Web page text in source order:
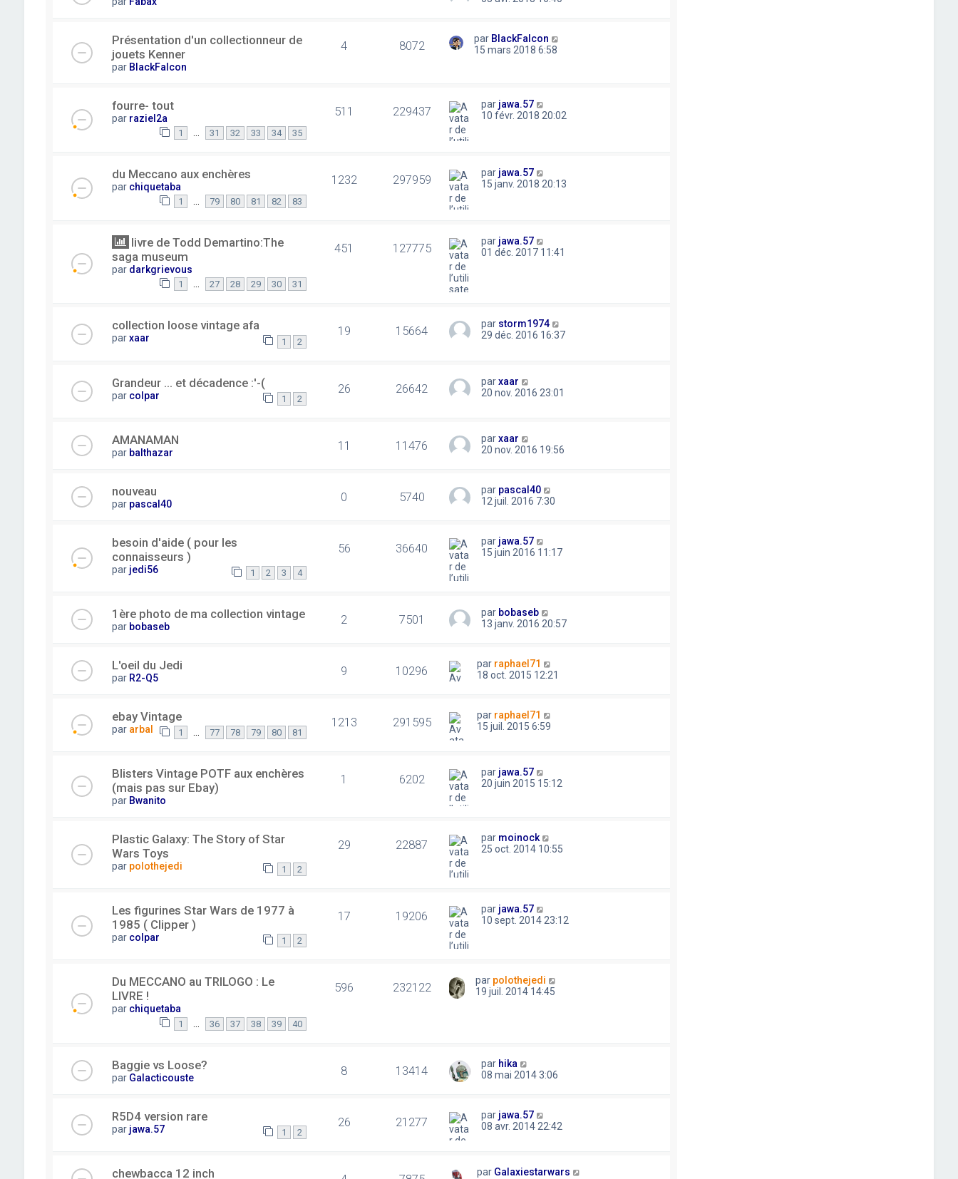
Présentation d'un collectionneur de
jouets Kenner
par BlackFalcon
4 8072 par BlackFalcon
15 mars 2018 6:58
fourre- tout
par raziel2a
1 31 32 33 34 35
511 229437 par jawa.57
10 févr. 2018 20:02
du Meccano aux enchères
par chiquetaba
1 … 79 80 81 82 83
1232 297959 par jawa.57
15 janv. 2018 20:13
livre de Todd Demartino:The
saga museum
par darkgrievous
1 … 27 28 29 30 31
451 127775 par jawa.57
01 déc. 2017 11:41
collection loose vintage afa
parxaar 1 2
19 15664 par storm1974
29 déc. 2016 16:37
Grandeur ... et décadence :'-(
par colpar 1 2
26 26642 parxaar
20 nov. 2016 23:01
AMANAMAN
par balthazar 11 11476 parxaar
20 nov. 2016 19:56
nouveau
par pascal40 0 5740 par pascal40
12 juil. 2016 7:30
besoin d'aide ( pour les
connaisseurs )
par jedi56 1 2 3 4
56 36640 par jawa.57
15 juin 2016 11:17
1ère photo de ma collection vintage
par bobaseb 2 7501 par bobaseb
13 janv. 2016 20:57
L'oeil du Jedi
par R2-Q5 9 10296 par raphael71
18 oct. 2015 12:21
ebay Vintage
par arbal 1 77 78 79 80 81
1213 291595 par raphael71
15 juil. 2015 6:59
Blisters Vintage POTF aux enchères
(mais pas sur Ebay)
par Bwanito
1 6202 par jawa.57
20 juin 2015 15:12
Plastic Galaxy: The Story of Star
Wars Toys
par polothejedi 1 2
29 22887 par moinock
25 oct. 2014 10:55
Les figurines Star Wars de 1977 à
1985 ( Clipper )
par colpar 1 2
17 19206 par jawa.57
10 sept. 2014 23:12
Du MECCANO au TRILOGO : Le
LIVRE !
par chiquetaba
1 36 37 38 39 40
596 232122 par polothejedi
19 juil. 2014 14:45
Baggie vs Loose?
par Galacticouste 8 13414 par hika
08 mai 2014 3:06
R5D4 version rare
par jawa.57 1 2
26 21277 par jawa.57
08 avr. 2014 22:42
chewbacca 12 inch par Galaxiestarwars